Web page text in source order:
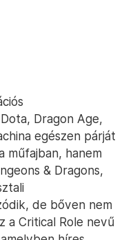
Dragon Age,
egészen párját
műfajban, hanem
& Dragons,
de bőven nem
a Critical Role nevű